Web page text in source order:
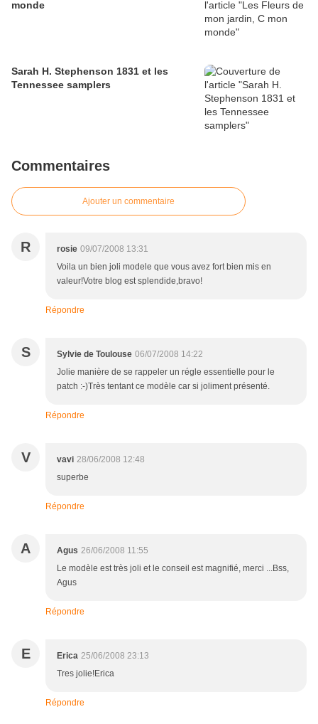
monde
Sarah H. Stephenson 1831 et les
Tennessee samplers
Commentaires
Ajouter un commentaire
R rosie 09/07/2008 13:31
Voila un bien joli modele que vous avez fort bien mis en
valeur!Votre blog est splendide,bravo!
Répondre
S Sylvie de Toulouse 06/07/2008 14:22
Jolie manière de se rappeler un régle essentielle pour le
patch :-)Très tentant ce modèle car si joliment présenté.
Répondre
V vavi 28/06/2008 12:48
superbe
Répondre
A Agus 26/06/2008 11:55
Le modèle est très joli et le conseil est magnifié, merci ...Bss,
Agus
Répondre
E Erica 25/06/2008 23:13
Tres jolie!Erica
Répondre